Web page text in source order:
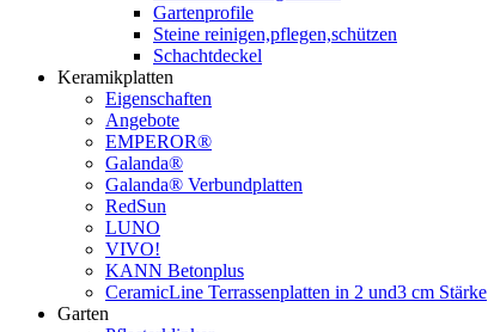
Gartenprofile
Steine reinigen,pflegen,schützen
Schachtdeckel
Keramikplatten
Eigenschaften
Angebote
EMPEROR®
Galanda®
Galanda® Verbundplatten
RedSun
LUNO
VIVO!
KANN Betonplus
CeramicLine Terrassenplatten in 2 und3 cm Stärke
Garten